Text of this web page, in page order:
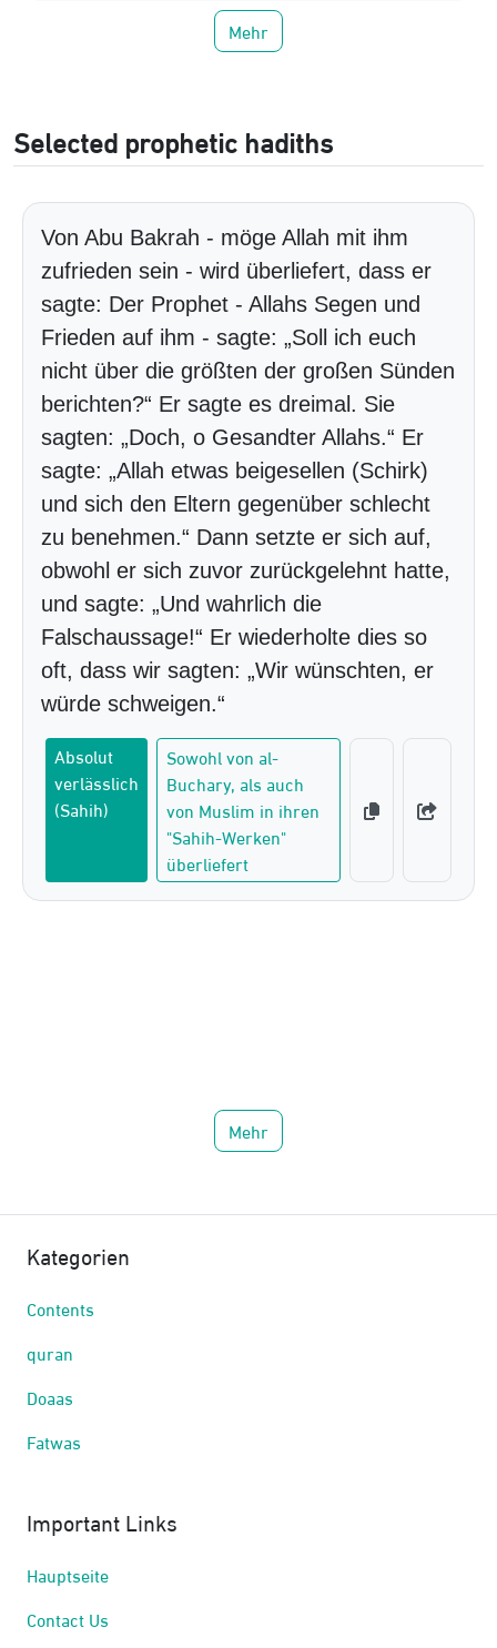
Mehr
Selected prophetic hadiths
Von Abu Bakrah - möge Allah mit ihm
zufrieden sein - wird überliefert, dass er
sagte: Der Prophet - Allahs Segen und
Frieden auf ihm - sagte: „Soll ich euch
nicht über die größten der großen Sünden
berichten?“ Er sagte es dreimal. Sie
sagten: „Doch, o Gesandter Allahs.“ Er
sagte: „Allah etwas beigesellen (Schirk)
und sich den Eltern gegenüber schlecht
zu benehmen.“ Dann setzte er sich auf,
obwohl er sich zuvor zurückgelehnt hatte,
und sagte: „Und wahrlich die
Falschaussage!“ Er wiederholte dies so
oft, dass wir sagten: „Wir wünschten, er
würde schweigen.“
Absolut
verlässlich
(Sahih)
Sowohl von al-
Buchary, als auch
von Muslim in ihren
"Sahih-Werken"
überliefert
Mehr
Kategorien
Contents
quran
Doaas
Fatwas
Important Links
Hauptseite
Contact Us